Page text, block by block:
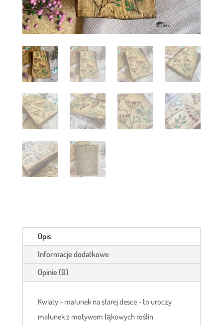
Opis
Informacje dodatkowe
Opinie (0)
Kwiaty - malunek na starej desce - to uroczy
malunek z motywem łąkowych roślin